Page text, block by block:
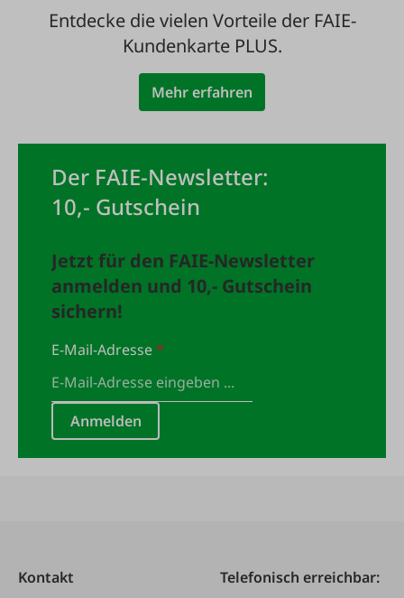
Entdecke die vielen Vorteile der FAIE-
Kundenkarte PLUS.
Mehr erfahren
Der FAIE-Newsletter:
10,- Gutschein
Jetzt für den FAIE-Newsletter
anmelden und 10,- Gutschein
sichern!
E-Mail-Adresse*
Anmelden
Kontakt Telefonisch erreichbar: